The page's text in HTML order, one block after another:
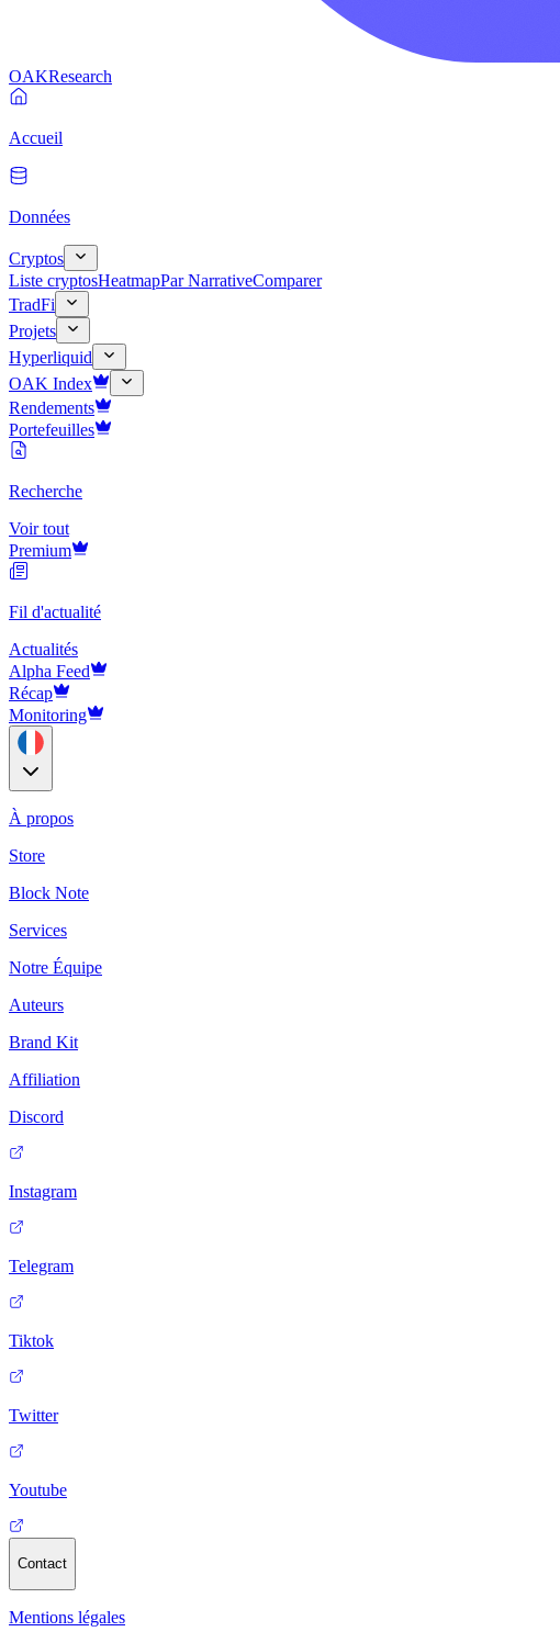
OAKResearch
Accueil
Données
Cryptos
Liste cryptosHeatmapPar NarrativeComparer
TradFi
Projets
Hyperliquid
OAK Index
Rendements
Portefeuilles
Recherche
Voir tout
Premium
Fil d'actualité
Actualités
Alpha Feed
Récap
Monitoring
À propos
Store
Block Note
Services
Notre Équipe
Auteurs
Brand Kit
Affiliation
Discord
Instagram
Telegram
Tiktok
Twitter
Youtube
Contact
Mentions légales